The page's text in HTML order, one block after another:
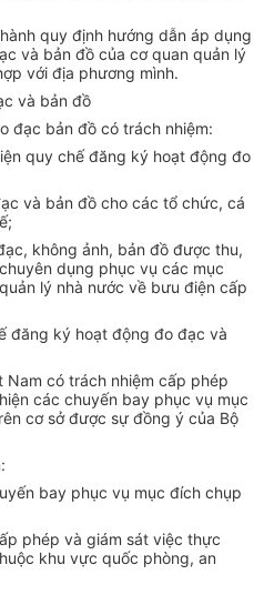
quy định hướng dẫn áp dụng
và bản đồ của cơ quan quản lý
với địa phương mình.
và bản đồ
đạc bản đồ có trách nhiệm:
quy chế đăng ký hoạt động đo
và bản đồ cho các tổ chức, cá
không ảnh, bản đồ được thu,
dụng phục vụ các mục
lý nhà nước về bưu điện cấp
đăng ký hoạt động đo đạc và
Nam có trách nhiệm cấp phép
các chuyến bay phục vụ mục
cơ sở được sự đồng ý của Bộ
bay phục vụ mục đích chụp
phép và giám sát việc thực
khu vực quốc phòng, an